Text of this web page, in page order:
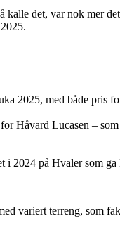
kalle det, var nok mer
2025, med både pris
Håvard Lucasen –
i 2024 på Hvaler som
variert terreng, som